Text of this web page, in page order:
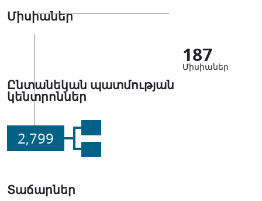
Միսիաներ
187
Միսիաներ
Ընտանեկան պատմության
կենտրոններ
2,799
Տաճարներ